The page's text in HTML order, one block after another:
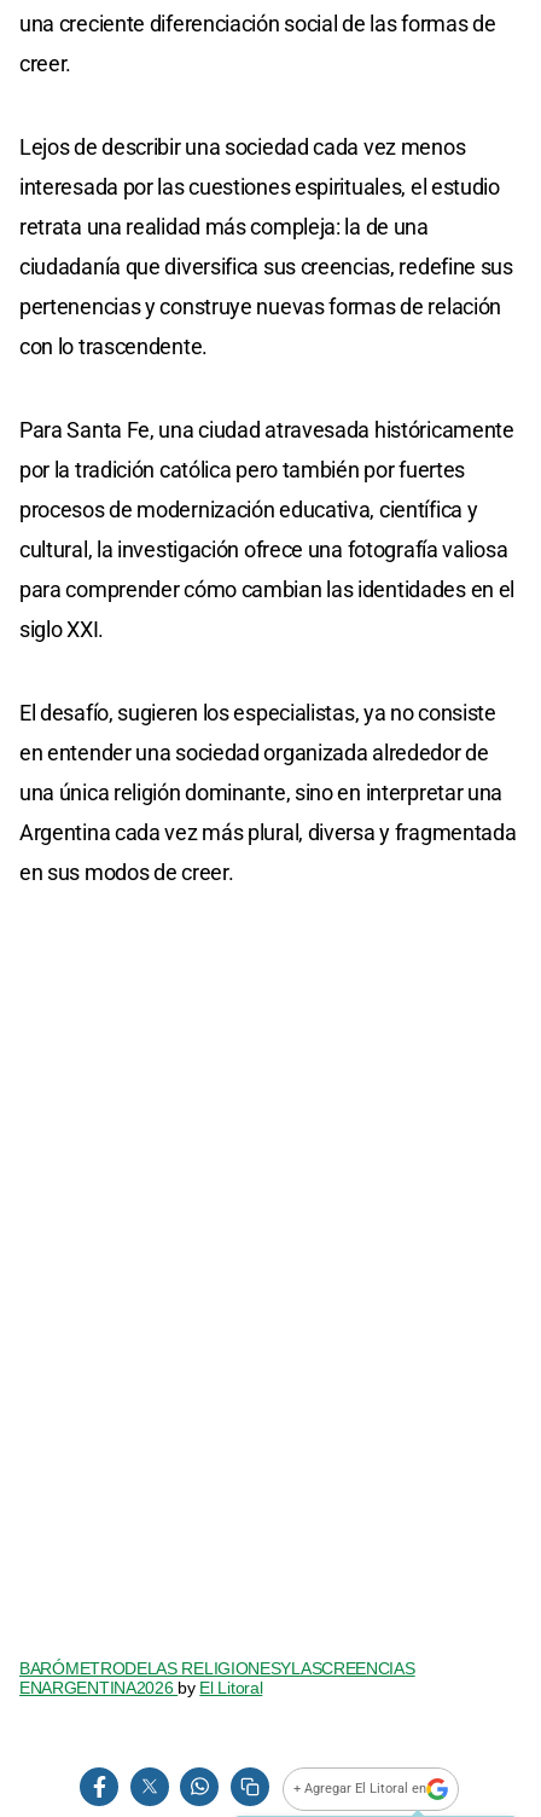
una creciente diferenciación social de las formas de
creer.
Lejos de describir una sociedad cada vez menos
interesada por las cuestiones espirituales, el estudio
retrata una realidad más compleja: la de una
ciudadanía que diversifica sus creencias, redefine sus
pertenencias y construye nuevas formas de relación
con lo trascendente.
Para Santa Fe, una ciudad atravesada históricamente
por la tradición católica pero también por fuertes
procesos de modernización educativa, científica y
cultural, la investigación ofrece una fotografía valiosa
para comprender cómo cambian las identidades en el
siglo XXI.
El desafío, sugieren los especialistas, ya no consiste
en entender una sociedad organizada alrededor de
una única religión dominante, sino en interpretar una
Argentina cada vez más plural, diversa y fragmentada
en sus modos de creer.
BARÓMETRODELAS RELIGIONESYLASCREENCIAS
ENARGENTINA2026 by El Litoral
+ Agregar El Litoral en